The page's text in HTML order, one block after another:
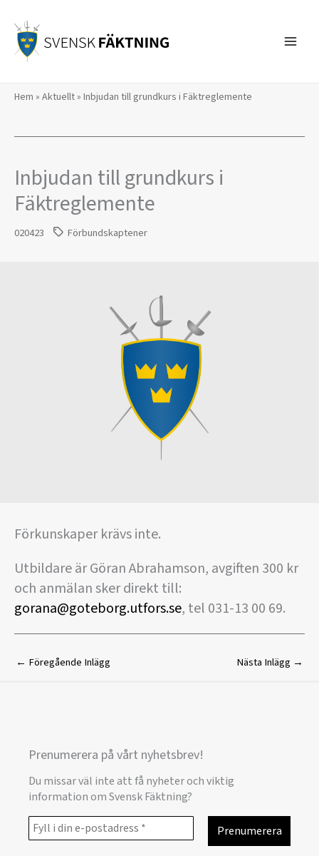
innehåll
Hem » Aktuellt» Inbjudan till grundkurs i Fäktreglemente
Inbjudan till grundkurs i
Fäktreglemente
020423 Förbundskaptener
Förkunskaper krävs inte.
Utbildare är Göran Abrahamson, avgiften 300 kr
och anmälan sker direkt till:
gorana@goteborg.utfors.se, tel 031-13 00 69.
← Föregående Inlägg Nästa Inlägg →
Prenumerera på vårt nyhetsbrev!
Du missar väl inte att få nyheter och viktig
information om Svensk Fäktning?